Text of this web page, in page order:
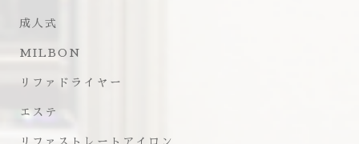
成人式
MILBON
リファドライヤー
エステ
リファストレートアイロン